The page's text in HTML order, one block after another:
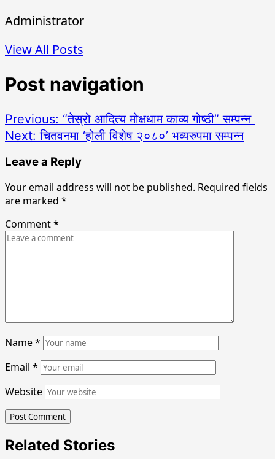
Administrator
View All Posts
Post navigation
Previous: “तेस्रो आदित्य मोक्षधाम काव्य गोष्ठी” सम्पन्न
Next:चितवनमा ‘होली विशेष २०८०’ भव्यरुपमा सम्पन्न
Leave a Reply
Your email address will not be published. Required fields
are marked *
Comment*
Name*
Email *
Website
Related Stories